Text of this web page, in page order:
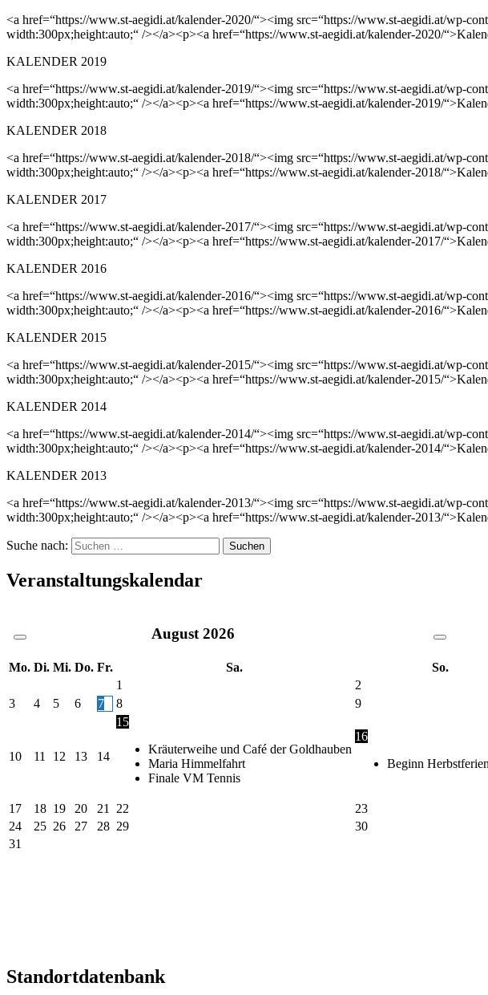
<a href=“https://www.st-aegidi.at/kalender-2020/“><img src=“https://www.st-aegidi.at/wp-
width:300px;height:auto;“ /></a><p><a href=“https://www.st-aegidi.at/kalender-2020/
KALENDER 2019
<a href=“https://www.st-aegidi.at/kalender-2019/“><img src=“https://www.st-aegidi.at/wp-
width:300px;height:auto;“ /></a><p><a href=“https://www.st-aegidi.at/kalender-2019/
KALENDER 2018
<a href=“https://www.st-aegidi.at/kalender-2018/“><img src=“https://www.st-aegidi.at/wp-
width:300px;height:auto;“ /></a><p><a href=“https://www.st-aegidi.at/kalender-2018/
KALENDER 2017
<a href=“https://www.st-aegidi.at/kalender-2017/“><img src=“https://www.st-aegidi.at/wp-
width:300px;height:auto;“ /></a><p><a href=“https://www.st-aegidi.at/kalender-2017/
KALENDER 2016
<a href=“https://www.st-aegidi.at/kalender-2016/“><img src=“https://www.st-aegidi.at/wp-
width:300px;height:auto;“ /></a><p><a href=“https://www.st-aegidi.at/kalender-2016/
KALENDER 2015
<a href=“https://www.st-aegidi.at/kalender-2015/“><img src=“https://www.st-aegidi.at/wp-
width:300px;height:auto;“ /></a><p><a href=“https://www.st-aegidi.at/kalender-2015/
KALENDER 2014
<a href=“https://www.st-aegidi.at/kalender-2014/“><img src=“https://www.st-aegidi.at/wp-
width:300px;height:auto;“ /></a><p><a href=“https://www.st-aegidi.at/kalender-2014/
KALENDER 2013
<a href=“https://www.st-aegidi.at/kalender-2013/“><img src=“https://www.st-aegidi.at/wp-
width:300px;height:auto;“ /></a><p><a href=“https://www.st-aegidi.at/kalender-2013/
Suche nach:
Veranstaltungskalendar
August 2026
Mo. Di. Mi. Do. Fr. Sa.
So.
1
2
3
4 5 6 7 8 9
10 11 12 13 14
15
Kräuterweihe und Café der Goldhauben
Maria Himmelfahrt
Finale VM Tennis
16
Beginn
17 18 19 20 21 22
23
24
25 26 27 28 29
30
31
Standortdatenbank